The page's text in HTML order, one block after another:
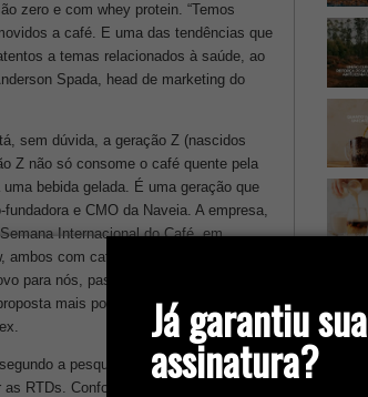
Já garantiu sua
assinatura?
zero e com whey protein. “Temos
a café. E uma das tendências que
a temas relacionados à saúde, ao
Spada, head de marketing do
sem dúvida, a geração Z (nascidos
Z não só consome o café quente pela
bebida gelada. É uma geração que
e CMO da Naveia. A empresa,
Internacional do Café, em
com café, e Matcha, com chá-
para nós, passamos do nicho das
mais popular e democrática. É um
a pesquisa da Abic realizada em
RTDs. Conforme pesquisa da Nielsen